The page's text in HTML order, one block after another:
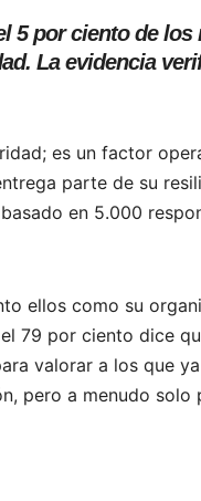
5 por ciento de
La evidencia
es un factor
parte de su
en 5.000
ellos como su
79 por ciento dice
valorar a los que
pero a menudo